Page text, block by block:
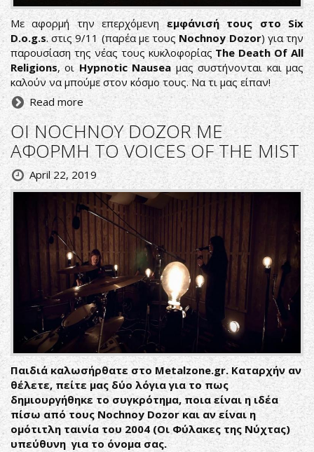
Με αφορμή την επερχόμενηεμφάνισή τους στο Six
D.o.g.s. στις 9/11 (παρέα με τους Nochnoy Dozor) για την
παρουσίαση της νέας τους κυκλοφορίαςThe Death Of All
Religions, οι Hypnotic Nausea μας συστήνονται και μας
καλούν να μπούμε στον κόσμο τους. Να τι μας είπαν!
Read more
ΟΙ NOCHNOY DOZOR ΜΕ
ΑΦΟΡΜΗ ΤΟ VOICES OF THE MIST
April 22, 2019
Παιδιά καλωσήρθατε στο Metalzone.gr. Καταρχήν αν
θέλετε, πείτε μας δύο λόγια για το πως
δημιουργήθηκε το συγκρότημα, ποια είναι η ιδέα
πίσω από τους Nochnoy Dozor και αν είναι η
ομότιτλη ταινία του 2004 (Οι Φύλακες της Νύχτας)
υπεύθυνη για το όνομα σας.